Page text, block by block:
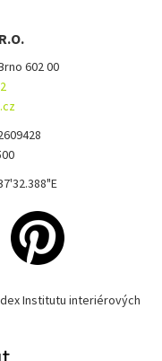
602 00
Institutu interiérových